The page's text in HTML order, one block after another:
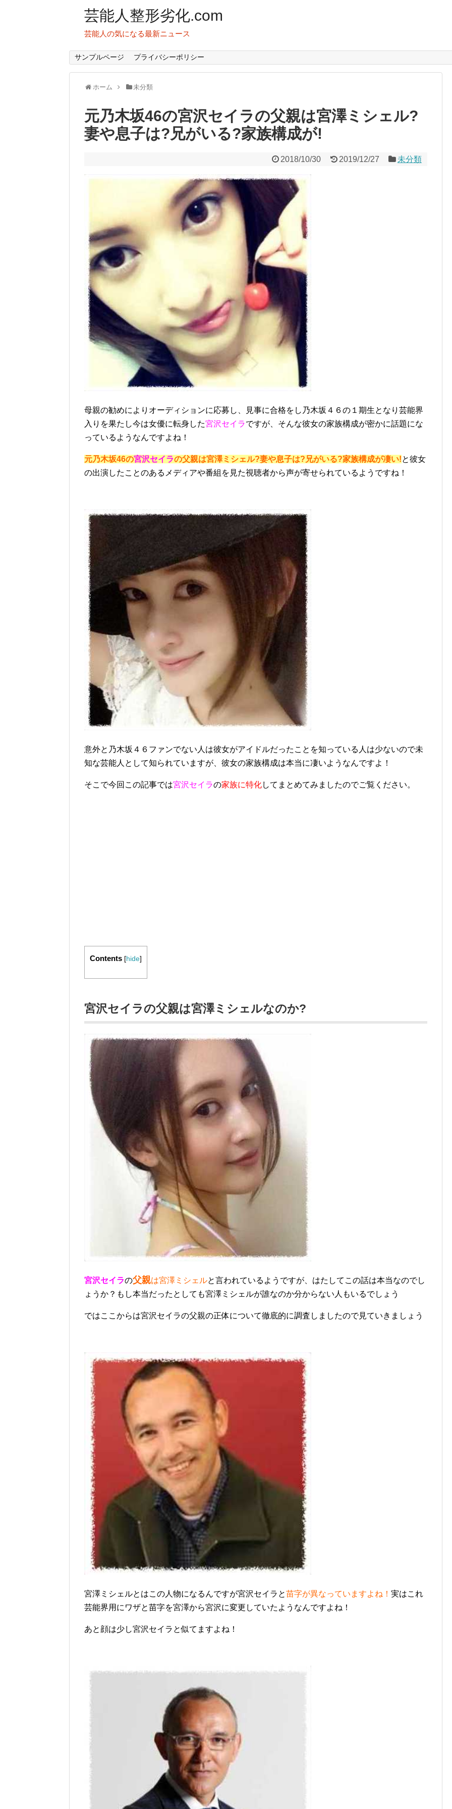
芸能人整形劣化.com
芸能人の気になる最新ニュース
サンプルページ プライバシーポリシー
ホーム 未分類
元乃木坂46の宮沢セイラの父親は宮澤ミシェル?
妻や息子は?兄がいる?家族構成が!
2018/10/30 2019/12/27 未分類
母親の勧めによりオーディションに応募し、見事に合格をし乃木坂４６の１期生となり芸能界
入りを果たし今は女優に転身した宮沢セイラですが、そんな彼女の家族構成が密かに話題にな
っているようなんですよね！
元乃木坂46の宮沢セイラの父親は宮澤ミシェル?妻や息子は?兄がいる?家族構成が凄い!と彼女
の出演したことのあるメディアや番組を見た視聴者から声が寄せられているようですね！
意外と乃木坂４６ファンでない人は彼女がアイドルだったことを知っている人は少ないので未
知な芸能人として知られていますが、彼女の家族構成は本当に凄いようなんですよ！
そこで今回この記事では宮沢セイラの家族に特化してまとめてみましたのでご覧ください。
Contents [hide]
宮沢セイラの父親は宮澤ミシェルなのか?
宮沢セイラの父親は宮澤ミシェルと言われているようですが、はたしてこの話は本当なのでし
ょうか？もし本当だったとしても宮澤ミシェルが誰なのか分からない人もいるでしょう
ではここからは宮沢セイラの父親の正体について徹底的に調査しましたので見ていきましょう
宮澤ミシェルとはこの人物になるんですが宮沢セイラと苗字が異なっていますよね！ 実はこれ
芸能界用にワザと苗字を宮澤から宮沢に変更していたようなんですよね！
あと顔は少し宮沢セイラと似てますよね！